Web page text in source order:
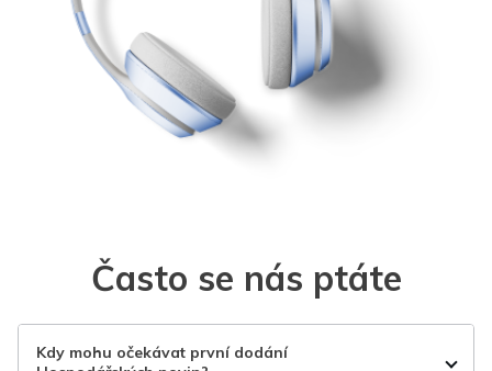
Často se nás ptáte
Kdy mohu očekávat první dodání